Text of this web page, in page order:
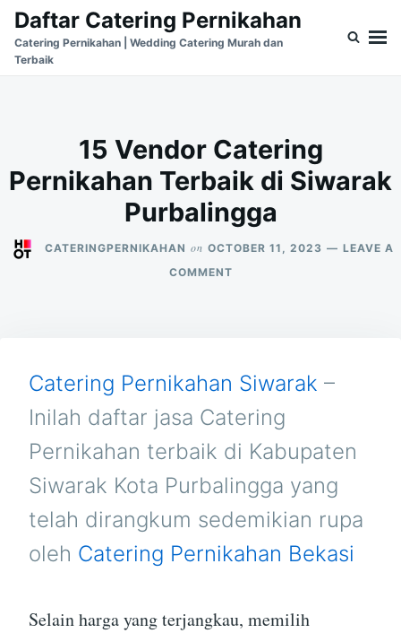
Skip
content
Search
for:
Daftar Catering Pernikahan
Catering Pernikahan | Wedding Catering Murah dan
Terbaik
15 Vendor Catering
Pernikahan Terbaik di Siwarak
Purbalingga
CATERINGPERNIKAHAN on OCTOBER 11, 2023
LEAVE A
COMMENTON
DI
SIWARAK
PURBALINGGA
Catering Pernikahan Siwarak –
Inilah daftar jasa Catering
Pernikahan terbaik di Kabupaten
Siwarak Kota Purbalingga yang
telah dirangkum sedemikian rupa
oleh Catering Pernikahan Bekasi
Selain harga yang terjangkau, memilih